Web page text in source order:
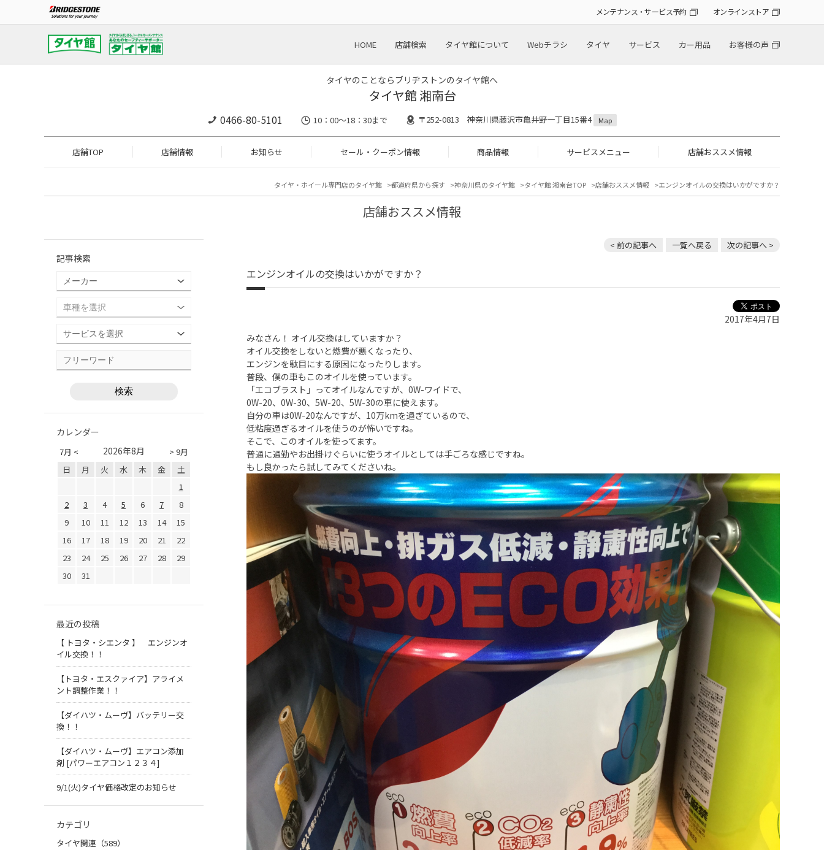
メンテナンス・サービス予約 オンラインストア
HOME 店舗検索 タイヤ館について Webチラシ タイヤ サービス カー用品 お客様の声
タイヤのことならブリヂストンのタイヤ館へ
タイヤ館 湘南台
0466-80-5101 10：00～18：30まで 〒252-0813 神奈川県藤沢市亀井野一丁目15番4 Map
店舗TOP 店舗情報 お知らせ セール・クーポン情報 商品情報 サービスメニュー 店舗おススメ情報
タイヤ・ホイール専門店のタイヤ館 都道府県から探す 神奈川県のタイヤ館 タイヤ館 湘南台TOP 店舗おススメ情報 エンジンオイルの交換はいかがですか？
店舗おススメ情報
< 前の記事へ 一覧へ戻る 次の記事へ >
エンジンオイルの交換はいかがですか？
2017年4月7日
みなさん！ オイル交換はしていますか？
オイル交換をしないと燃費が悪くなったり、
エンジンを駄目にする原因になったりします。
普段、僕の車もこのオイルを使っています。
「エコブラスト」ってオイルなんですが、0W-ワイドで、
0W-20、0W-30、5W-20、5W-30の車に使えます。
自分の車は0W-20なんですが、10万kmを過ぎているので、
低粘度過ぎるオイルを使うのが怖いですね。
そこで、このオイルを使ってます。
普通に通勤やお出掛けぐらいに使うオイルとしては手ごろな感じですね。
もし良かったら試してみてくださいね。
記事検索
カレンダー
7月 < > 9月
2026年8月
日 月 火 水 木 金
土
1
2
3 4 5 6 7
8
9
10 11 12 13 14
15
16
17 18 19 20 21
22
23
24 25 26 27 28
29
30
31
最近の投稿
【 トヨタ・シエンタ 】 エンジンオ
イル交換！！
【トヨタ・エスクァイア】アライメ
ント調整作業！！
【ダイハツ・ムーヴ】バッテリー交
換！！
【ダイハツ・ムーヴ】エアコン添加
剤 [パワーエアコン１２３４]
9/1(火)タイヤ価格改定のお知らせ
カテゴリ
タイヤ関連（589）